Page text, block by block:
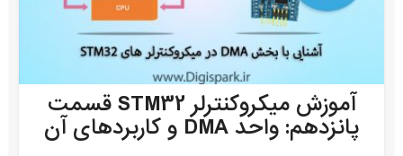
آموزش میکروکنترلر STM32 قسمت
پانزدهم: واحد DMA و کاربردهای آن